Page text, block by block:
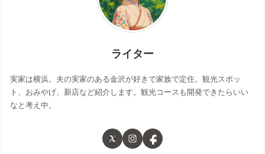
ライター
実家は横浜。夫の実家のある金沢が好きで家族で定住。観光スポッ
ト、おみやげ、新店など紹介します。観光コースも開発できたらいい
なと考え中。